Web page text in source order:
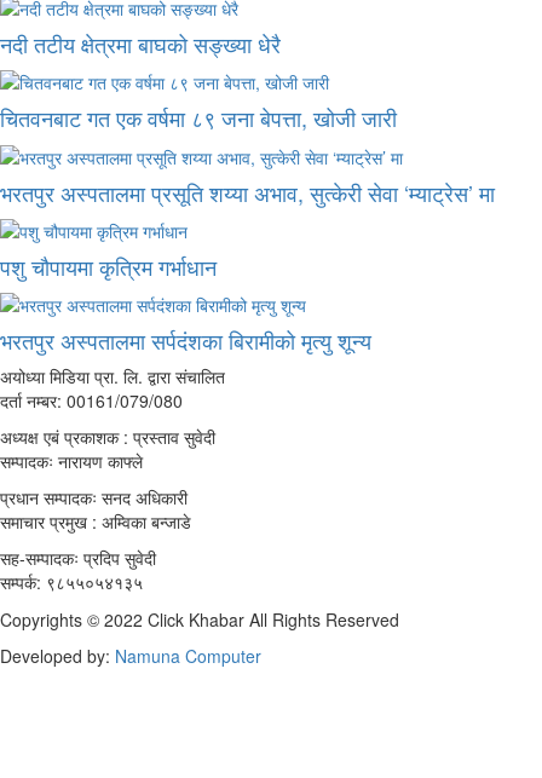
नदी तटीय क्षेत्रमा बाघको सङ्ख्या धेरै
चितवनबाट गत एक वर्षमा ८९ जना बेपत्ता, खोजी जारी
भरतपुर अस्पतालमा प्रसूति शय्या अभाव, सुत्केरी सेवा ‘म्याट्रेस’ मा
पशु चौपायमा कृत्रिम गर्भाधान
भरतपुर अस्पतालमा सर्पदंशका बिरामीको मृत्यु शून्य
अयोध्या मिडिया प्रा. लि. द्वारा संचालित
दर्ता नम्बर: 00161/079/080
अध्यक्ष एबं प्रकाशक : प्रस्ताव सुवेदी
सम्पादकः नारायण काफ्ले
प्रधान सम्पादकः सनद अधिकारी
समाचार प्रमुख : अम्विका बन्जाडे
सह-सम्पादकः प्रदिप सुवेदी
सम्पर्क: ९८५५०५४१३५
Copyrights © 2022 Click Khabar All Rights Reserved
Developed by: Namuna Computer